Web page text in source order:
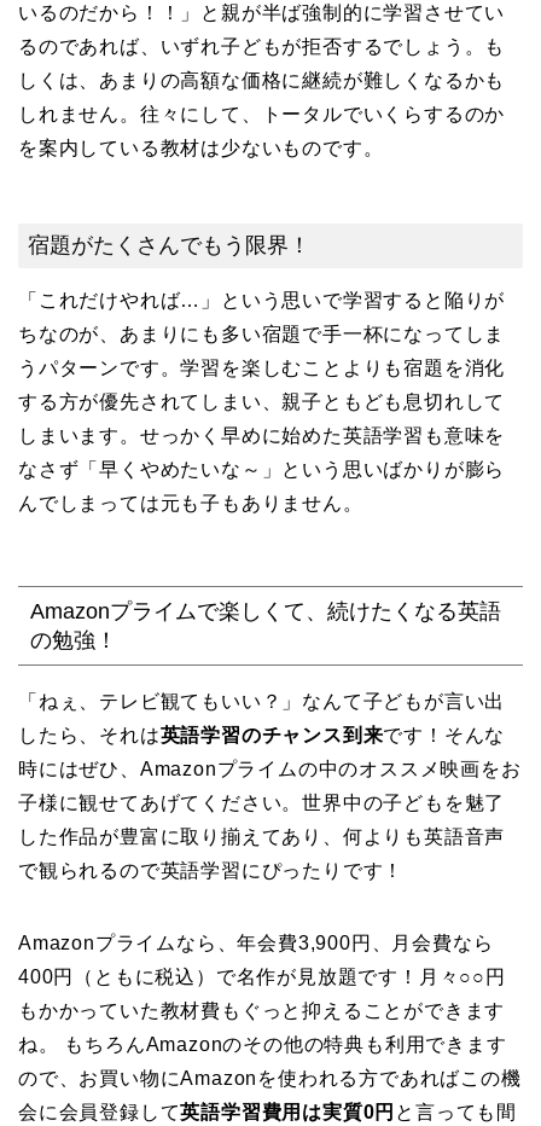
いるのだから！！」と親が半ば強制的に学習させてい
るのであれば、いずれ子どもが拒否するでしょう。も
しくは、あまりの高額な価格に継続が難しくなるかも
しれません。往々にして、トータルでいくらするのか
を案内している教材は少ないものです。
宿題がたくさんでもう限界！
「これだけやれば…」という思いで学習すると陥りが
ちなのが、あまりにも多い宿題で手一杯になってしま
うパターンです。学習を楽しむことよりも宿題を消化
する方が優先されてしまい、親子ともども息切れして
しまいます。せっかく早めに始めた英語学習も意味を
なさず「早くやめたいな～」という思いばかりが膨ら
んでしまっては元も子もありません。
Amazonプライムで楽しくて、続けたくなる英語
の勉強！
「ねぇ、テレビ観てもいい？」なんて子どもが言い出
したら、それは英語学習のチャンス到来です！そんな
時にはぜひ、Amazonプライムの中のオススメ映画をお
子様に観せてあげてください。世界中の子どもを魅了
した作品が豊富に取り揃えてあり、何よりも英語音声
で観られるので英語学習にぴったりです！
Amazonプライムなら、年会費3,900円、月会費なら
400円（ともに税込）で名作が見放題です！月々○○円
もかかっていた教材費もぐっと抑えることができます
ね。 もちろんAmazonのその他の特典も利用できます
ので、お買い物にAmazonを使われる方であればこの機
会に会員登録して英語学習費用は実質0円 と言っても間